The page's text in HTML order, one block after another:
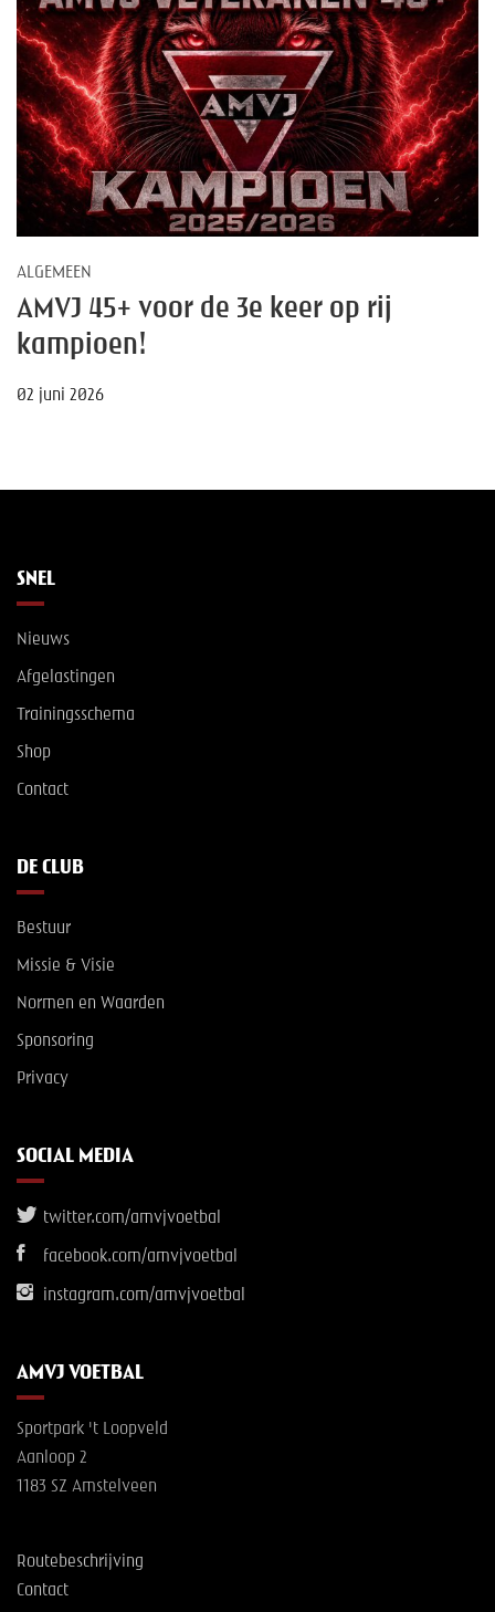
ALGEMEEN
AMVJ 45+ voor de 3e keer op rij
kampioen!
02 juni 2026
SNEL
Nieuws
Afgelastingen
Trainingsschema
Shop
Contact
DE CLUB
Bestuur
Missie & Visie
Normen en Waarden
Sponsoring
Privacy
SOCIAL MEDIA
twitter.com/amvjvoetbal
facebook.com/amvjvoetbal
instagram.com/amvjvoetbal
AMVJ VOETBAL
Sportpark 't Loopveld
Aanloop 2
1183 SZ Amstelveen
Routebeschrijving
Contact